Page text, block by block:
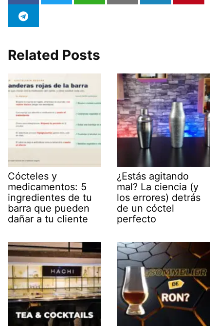
Related Posts
Cócteles y
medicamentos: 5
ingredientes de tu
barra que pueden
dañar a tu cliente
¿Estás agitando
mal? La ciencia (y
los errores) detrás
de un cóctel
perfecto